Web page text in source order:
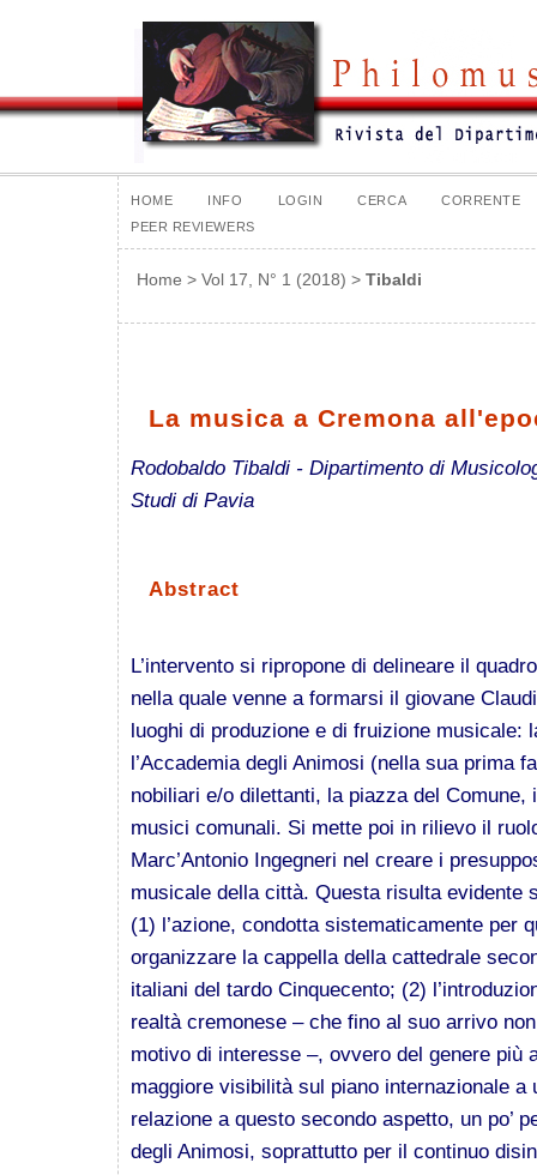
HOME INFO LOGIN CERCA
CORRENTE
PEER REVIEWERS
Home > Vol 17, N° 1 (2018) > Tibaldi
La musica a Cremona
Rodobaldo Tibaldi - Dipartimento di
Studi di Pavia
Abstract
L’intervento si ripropone di delineare il
nella quale venne a formarsi il giovane
luoghi di produzione e di fruizione musicale:
l’Accademia degli Animosi (nella sua prima
nobiliari e/o dilettanti, la piazza del Comune,
musici comunali. Si mette poi in rilievo il
Marc’Antonio Ingegneri nel creare i
musicale della città. Questa risulta evidente
(1) l’azione, condotta sistematicamente per
organizzare la cappella della cattedrale
italiani del tardo Cinquecento; (2)
realtà cremonese – che fino al suo arrivo
motivo di interesse –, ovvero del genere più
maggiore visibilità sul piano internazionale a
relazione a questo secondo aspetto, un po’
degli Animosi, soprattutto per il continuo